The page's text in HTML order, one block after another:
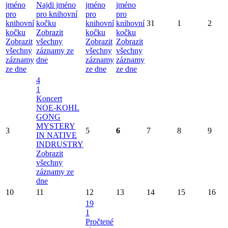
jméno
pro
knihovní
kočku
Zobrazit
všechny
záznamy
ze dne
Najdi jméno
pro knihovní
kočku
Zobrazit
všechny
záznamy ze
dne
jméno
pro
knihovní
kočku
Zobrazit
všechny
záznamy
ze dne
jméno
pro
knihovní
kočku
Zobrazit
všechny
záznamy
ze dne
31 1 2
3
4
1
Koncert
NOE-KOHL
GONG
MYSTERY
IN NATIVE
INDRUSTRY
Zobrazit
všechny
záznamy ze
dne
5 6 7 8 9
10 11 12 13 14 15 16
19
1
Pročtené